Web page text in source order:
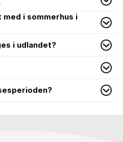
i sommerhus i
i udlandet?